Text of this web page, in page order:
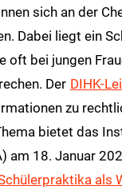
sich an der
Dabei liegt ein
oft bei jungen
Der DIHK-
zu
bietet das
18. Januar
als